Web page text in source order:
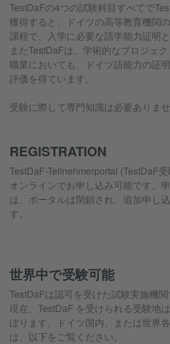
TestDaFの4つの試験科目すべてで
獲得すると、ドイツの高等教育機関
課程で、入学に必要な語学能力証明
またTestDaFは、学術的なプロジェ
職業においても、ドイツ語能力の証
評価を得ています。
受験に際して専門知識は必要ありませ
REGISTRATION
TestDaF-Teilnehmerportal (TestDaF
オンラインでお申し込み可能です。
は、ポータルは閉鎖され、追加申し
す。
世界中で受験可能
TestDaFは認可を受けた試験実施機関
現在、TestDaF を受けられる受験地
ぼります。ドイツ国内、または世界
は、以下をご覧ください。